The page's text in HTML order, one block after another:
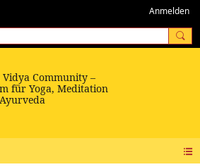
Anmelden